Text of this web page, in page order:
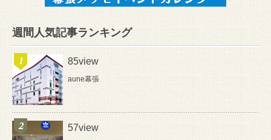
週間人気記事ランキング
85view
aune幕張
57view